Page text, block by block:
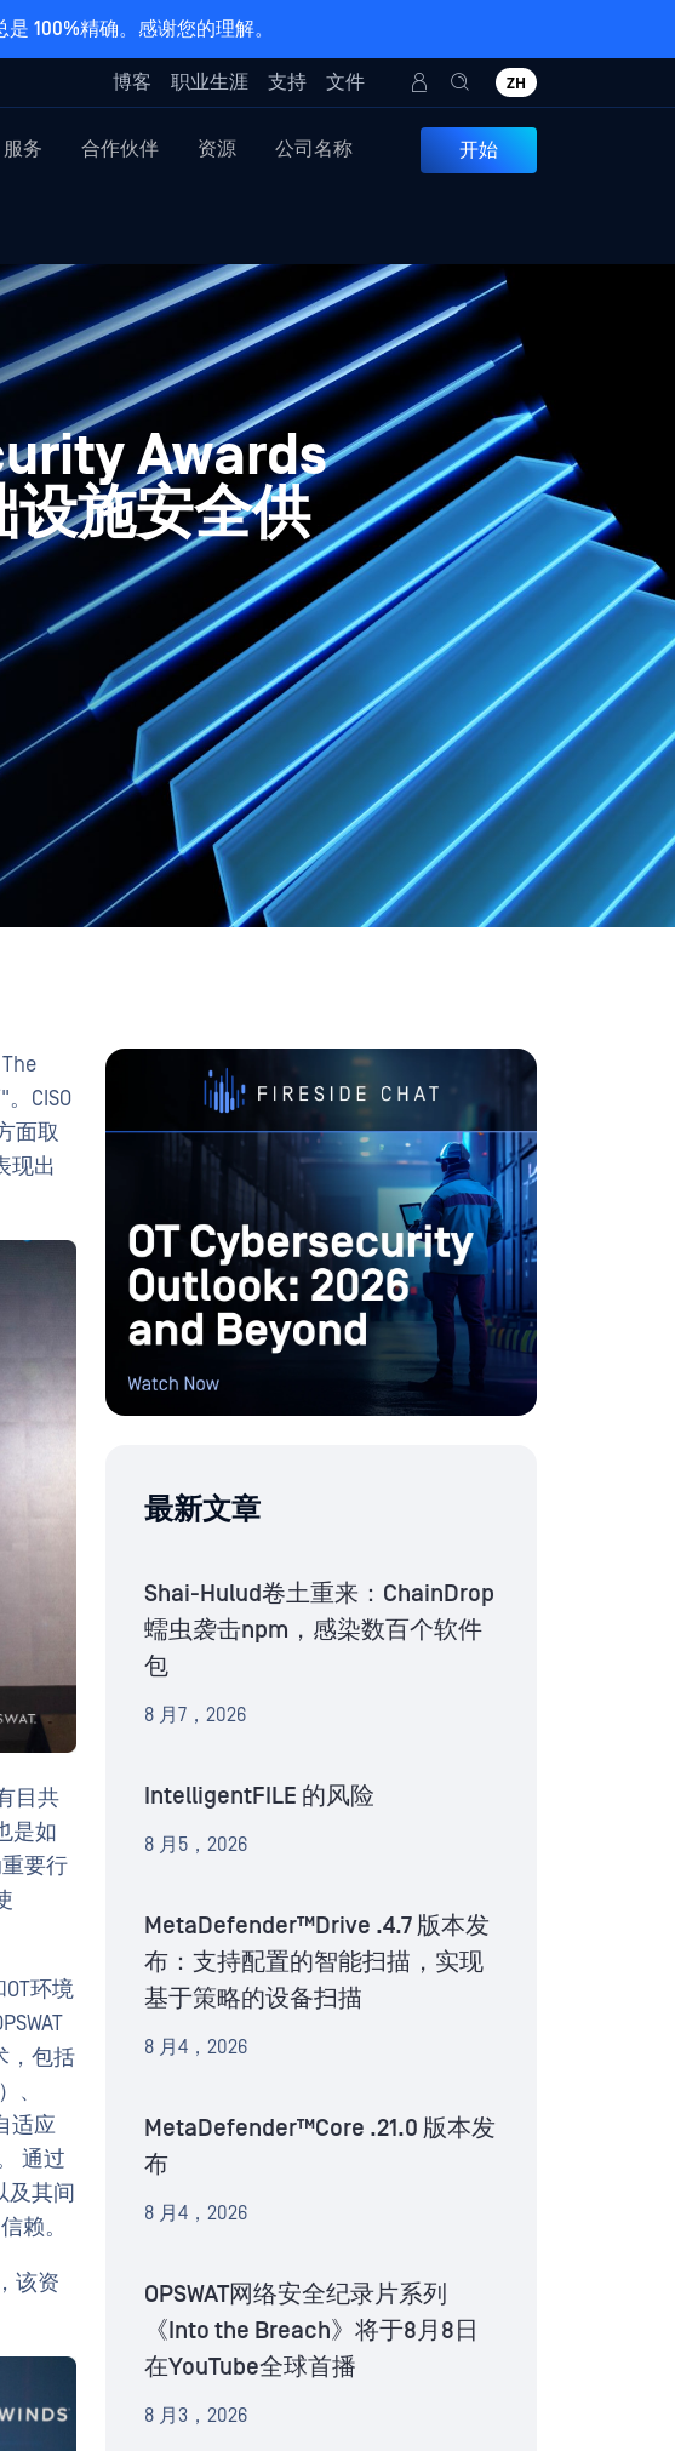
100%精确。感谢您的理解。
博客 职业生涯 支持 文件 ZH
服务 合作伙伴 资源 公司名称 开始
Awards
设施安全供
CISO
面取
现出
目共
是如
要行
环境
，包括
、
适应
通过
及其间
赖。
该资
最新文章
Shai-Hulud卷土重来：ChainDrop
蠕虫袭击npm，感染数百个软件
包
8 月7，2026
IntelligentFILE 的风险
8 月5，2026
MetaDefender™Drive .4.7 版本发
布：支持配置的智能扫描，实现
基于策略的设备扫描
8 月4，2026
MetaDefender™Core .21.0 版本发
布
8 月4，2026
OPSWAT网络安全纪录片系列
《Into the Breach》将于8月8日
在YouTube全球首播
8 月3，2026